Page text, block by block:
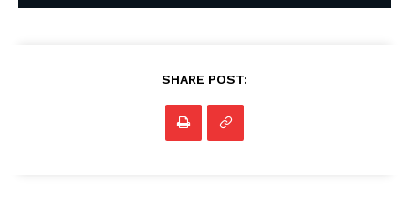
SHARE POST: